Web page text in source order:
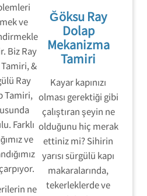
ve
Biz Ray
&
Ray
Tamiri,
Farklı
ve
ne
Ğöksu Ray
Dolap
Mekanizma
Tamiri
Kayar kapınızı
olması gerektiği gibi
çalıştıran şeyin ne
olduğunu hiç merak
ettiniz mi? Sihirin
yarısı sürgülü kapı
makaralarında,
tekerleklerde ve